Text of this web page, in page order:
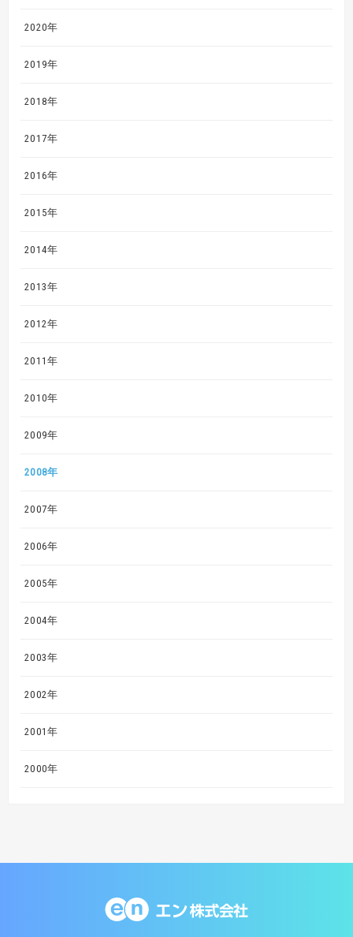
2020年
2019年
2018年
2017年
2016年
2015年
2014年
2013年
2012年
2011年
2010年
2009年
2008年
2007年
2006年
2005年
2004年
2003年
2002年
2001年
2000年